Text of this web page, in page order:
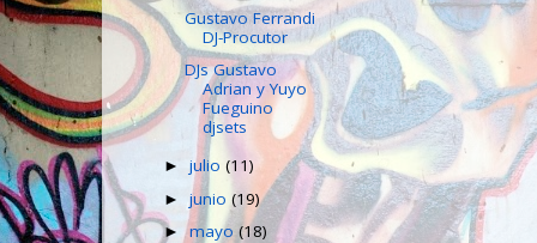
Gustavo Ferrandi
DJ-Procutor
DJs Gustavo
Adrian y Yuyo
Fueguino
djsets
►julio(11)
►junio(19)
►mayo(18)